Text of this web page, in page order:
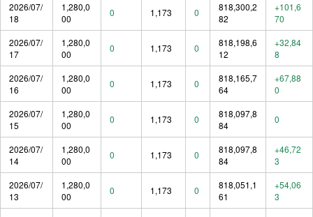
2026/07/
18
1,280,0
00
0 1,173 0
818,300,2
82
+101,6
70
2026/07/
17
1,280,0
00
0 1,173 0
818,198,6
12
+32,84
8
2026/07/
16
1,280,0
00
0 1,173 0
818,165,7
64
+67,88
0
2026/07/
15
1,280,0
00
0 1,173 0
818,097,8
84
0
2026/07/
14
1,280,0
00
0 1,173 0
818,097,8
84
+46,72
3
2026/07/
13
1,280,0
00
0 1,173 0
818,051,1
61
+54,06
3